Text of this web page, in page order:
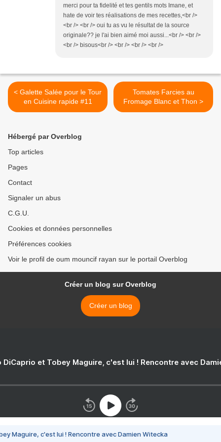
merci pour ta fidelité et tes gentils mots Imane, et
hate de voir tes réalisations de mes recettes,<br />
<br /> <br /> oui tu as vu le résultat de la source
originale?? je l'ai bien aimé moi aussi...<br /> <br />
<br /> bisous<br /> <br /> <br /> <br />
< Galette Salée pour le Tour
en Cuisine rapide #11
Tomates Farcies au
Fromage Blanc et Thon >
Hébergé par Overblog
Top articles
Pages
Contact
Signaler un abus
C.G.U.
Cookies et données personnelles
Préférences cookies
Voir le profil de oum mouncif rayan sur le portail Overblog
Créer un blog sur Overblog
Créer un blog
DiCaprio et Tobey Maguire, c'est lui ! Rencontre avec
Maguire, c'est lui ! Rencontre avec Damien Witecka